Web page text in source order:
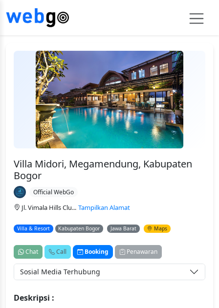
Villa Midori, Megamendung, Kabupaten
Bogor
Official WebGo
Jl. Vimala Hills Clu... Tampilkan Alamat
Villa & Resort Kabupaten Bogor Jawa Barat Maps
Chat Call Booking Penawaran
Sosial Media Terhubung
Deskripsi :